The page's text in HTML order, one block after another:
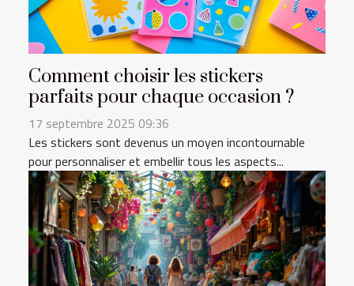
Comment choisir les stickers
parfaits pour chaque occasion ?
17 septembre 2025 09:36
Les stickers sont devenus un moyen incontournable
pour personnaliser et embellir tous les aspects...